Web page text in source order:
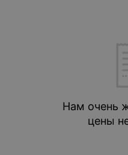
Нам очень
цены